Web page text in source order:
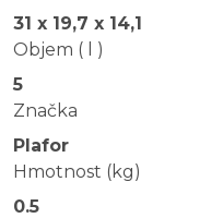
31 x 19,7 x 14,1
Objem ( l )
5
Značka
Plafor
Hmotnost (kg)
0.5